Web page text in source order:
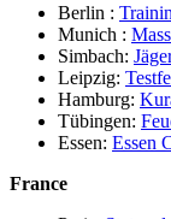
Berlin :
Munich :
Simbach:
Leipzig:
Hamburg:
Tübingen:
Essen: Essen
France